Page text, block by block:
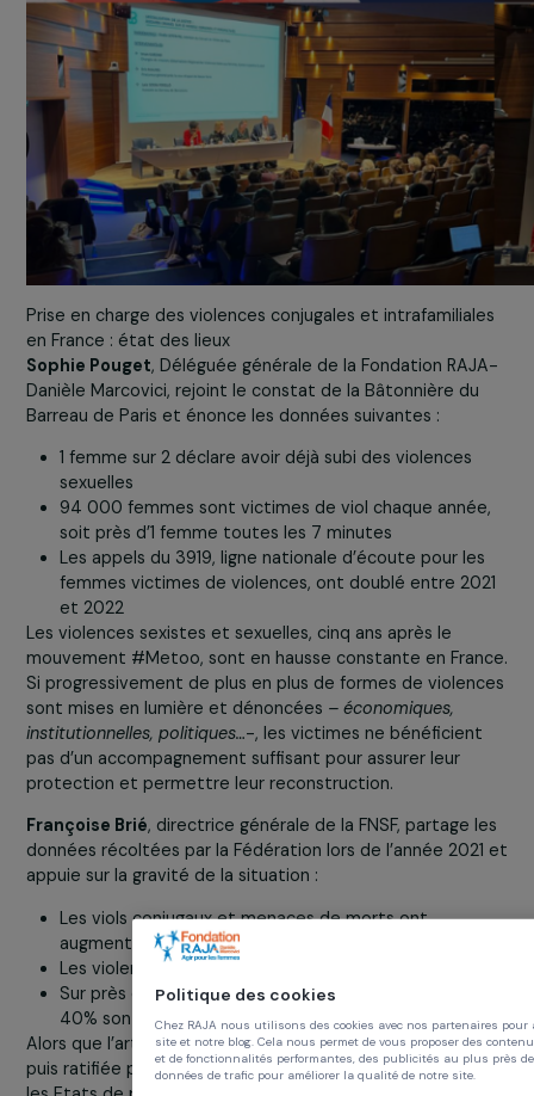
Prise en charge des violences conjugales et
en France : état des lieux
Sophie Pouget, Déléguée générale de la Fondation
Danièle Marcovici, rejoint le constat de la Bâtonnière du
Barreau de Paris et énonce les données suivantes :
1 femme sur 2 déclare avoir déjà subi des violences
sexuelles
94 000 femmes sont victimes de viol chaque
soit près d’1 femme toutes les 7 minutes
Les appels du 3919, ligne nationale d’écoute pour
femmes victimes de violences, ont doublé entre
et 2022
Les violences sexistes et sexuelles, cinq ans après le
mouvement #Metoo, sont en hausse constante en
Si progressivement de plus en plus de formes de
sont mises en lumière et dénoncées
institutionnelles, politiques…-, les victimes ne
pas d’un accompagnement suffisant pour assurer leur
protection et permettre leur reconstruction.